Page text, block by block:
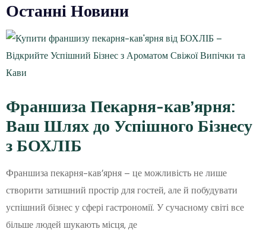
Останні Новини
Франшиза Пекарня-кав’ярня:
Ваш Шлях до Успішного Бізнесу
з БОХЛІБ
Франшиза пекарня-кав’ярня – це можливість не лише
створити затишний простір для гостей, але й побудувати
успішний бізнес у сфері гастрономії. У сучасному світі все
більше людей шукають місця, де